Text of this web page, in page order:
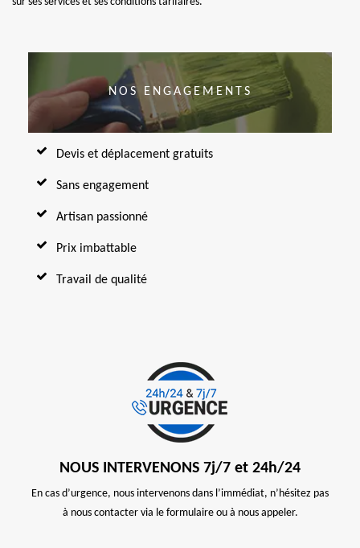
NOS ENGAGEMENTS
Devis et déplacement gratuits
Sans engagement
Artisan passionné
Prix imbattable
Travail de qualité
NOUS INTERVENONS 7j/7 et 24h/24
En cas d’urgence, nous intervenons dans l’immédiat, n’hésitez pas
à nous contacter via le formulaire ou à nous appeler.